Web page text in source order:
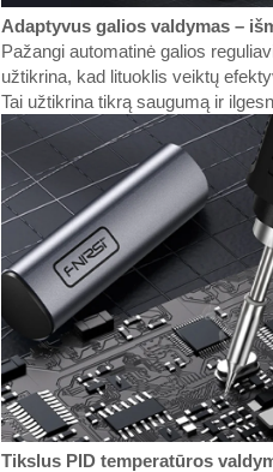
Adaptyvus galios valdymas –
Pažangi automatinė galios
užtikrina, kad lituoklis veiktų
Tai užtikrina tikrą saugumą ir
Tikslus PID temperatūros